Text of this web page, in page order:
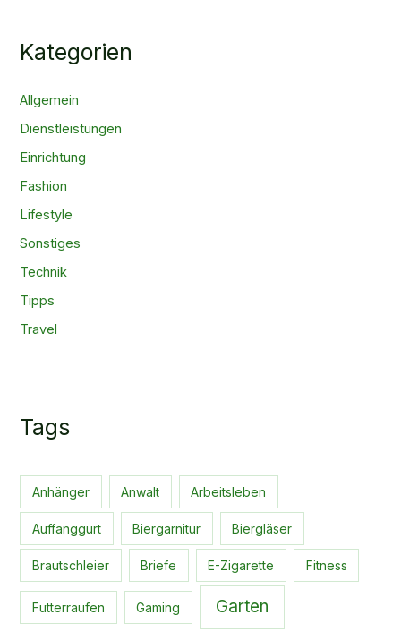
Kategorien
Allgemein
Dienstleistungen
Einrichtung
Fashion
Lifestyle
Sonstiges
Technik
Tipps
Travel
Tags
Anhänger Anwalt Arbeitsleben
Auffanggurt Biergarnitur Biergläser
Brautschleier Briefe E-Zigarette Fitness
Futterraufen Gaming Garten